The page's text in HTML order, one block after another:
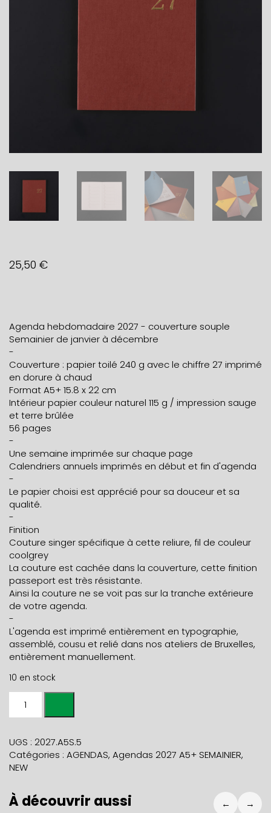
25,50 €
Agenda hebdomadaire 2027 - couverture souple
Semainier de janvier à décembre
-
Couverture : papier toilé 240 g avec le chiffre 27 imprimé
en dorure à chaud
Format A5+ 15.8 x 22 cm
Intérieur papier couleur naturel 115 g / impression sauge
et terre brûlée
56 pages
-
Une semaine imprimée sur chaque page
Calendriers annuels imprimés en début et fin d'agenda
-
Le papier choisi est apprécié pour sa douceur et sa
qualité.
-
Finition
Couture singer spécifique à cette reliure, fil de couleur
coolgrey
La couture est cachée dans la couverture, cette finition
passeport est très résistante.
Ainsi la couture ne se voit pas sur la tranche extérieure
de votre agenda.
-
L'agenda est imprimé entièrement en typographie,
assemblé, cousu et relié dans nos ateliers de Bruxelles,
entièrement manuellement.
10 en stock
HEBDOMADAIRE
2027
A5+
cordyline
UGS : 2027.A5S.5
Catégories : AGENDAS, Agendas 2027 A5+ SEMAINIER,
NEW
À découvrir aussi ← →